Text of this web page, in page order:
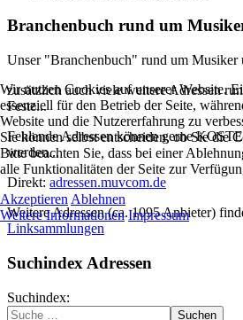
Branchenbuch rund um
Unser "Branchenbuch" rund um Musiker
zusätzlich auch viele weitere Adressen
Feste...
Fehlende Adressen können gerne
werden...
Direkt: adressen.muvcom.de
Weitere Adressen (ca. 1095 Anbieter)
Linksammlungen
Suchindex Adressen
Suchindex:
Suchen
Wir nutzen Cookies auf unserer Website.
essenziell für den Betrieb der Seite,
Website und die Nutzererfahrung zu
Sie können selbst entscheiden, ob Sie die
Bitte beachten Sie, dass bei einer
alle Funktionalitäten der Seite zur
Akzeptieren Ablehnen
Weitere Informationen Impressum